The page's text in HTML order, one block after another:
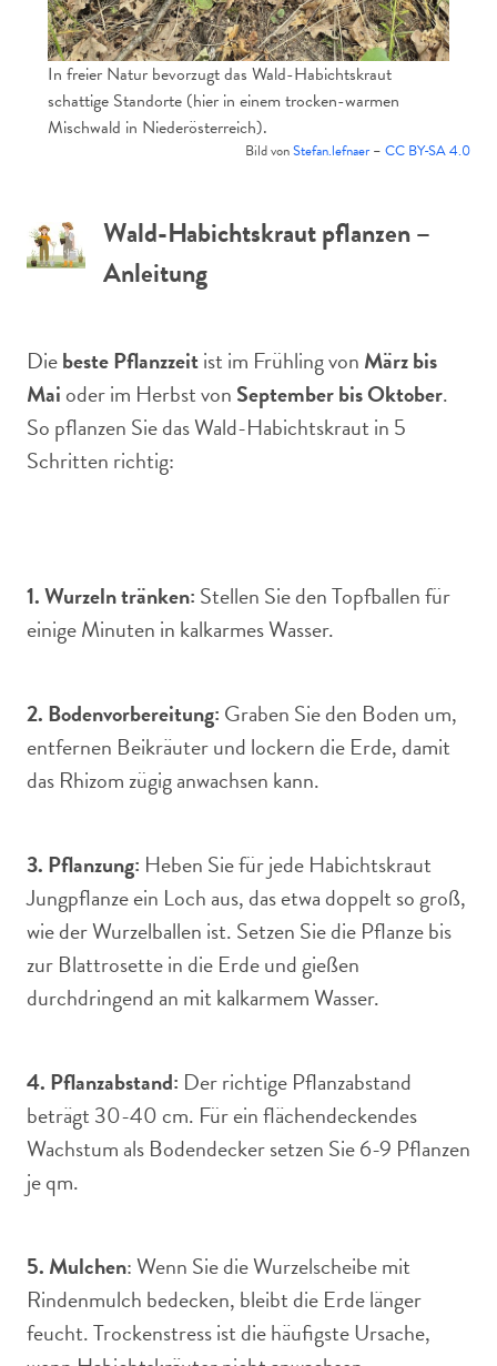
In freier Natur bevorzugt das Wald-Habichtskraut
schattige Standorte (hier in einem trocken-warmen
Mischwald in Niederösterreich).
Bild vonStefan.lefnaer– CC BY-SA 4.0
Wald-Habichtskraut pflanzen –
Anleitung
Diebeste Pflanzzeitist im Frühling von März bis
Mai oder im Herbst von September bis Oktober.
So pflanzen Sie das Wald-Habichtskraut in 5
Schritten richtig:
1. Wurzeln tränken: Stellen Sie den Topfballen für
einige Minuten in kalkarmes Wasser.
2. Bodenvorbereitung: Graben Sie den Boden um,
entfernen Beikräuter und lockern die Erde, damit
das Rhizom zügig anwachsen kann.
3. Pflanzung: Heben Sie für jede Habichtskraut
Jungpflanze ein Loch aus, das etwa doppelt so groß,
wie der Wurzelballen ist. Setzen Sie die Pflanze bis
zur Blattrosette in die Erde und gießen
durchdringend an mit kalkarmem Wasser.
4. Pflanzabstand: Der richtige Pflanzabstand
beträgt 30-40 cm. Für ein flächendeckendes
Wachstum als Bodendecker setzen Sie 6-9 Pflanzen
je qm.
5. Mulchen: Wenn Sie die Wurzelscheibe mit
Rindenmulch bedecken, bleibt die Erde länger
feucht. Trockenstress ist die häufigste Ursache,